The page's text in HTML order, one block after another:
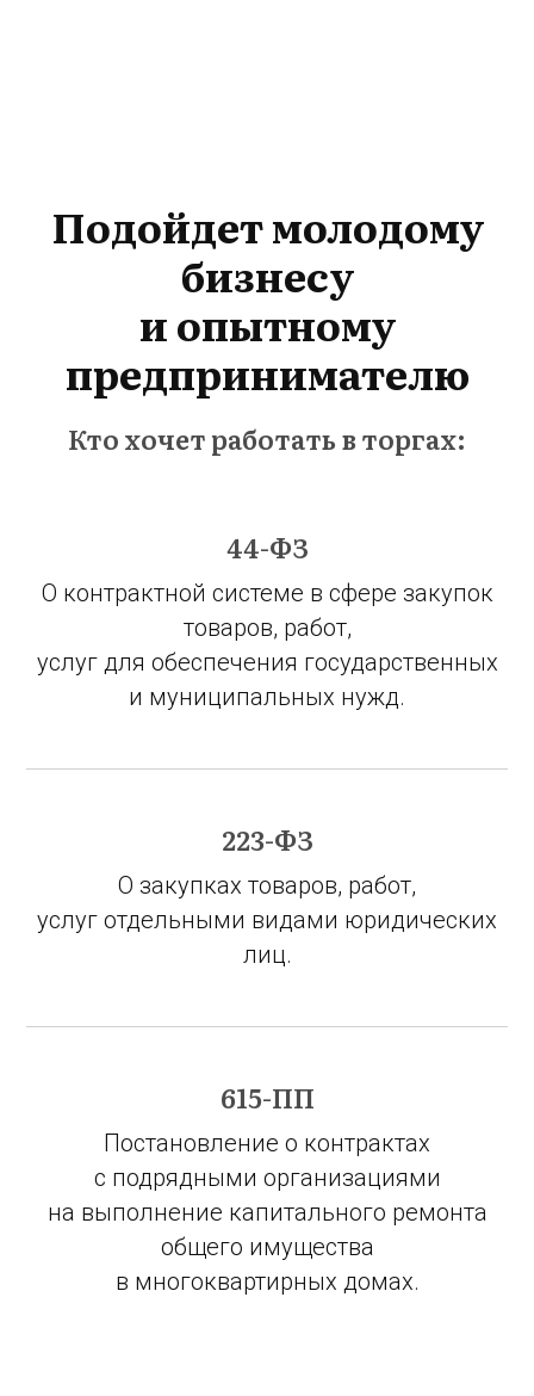
Подойдет молодому
бизнесу
и опытному
предпринимателю
Кто хочет работать в торгах:
44-ФЗ
О контрактной системе в сфере закупок
товаров, работ,
услуг для обеспечения государственных
и муниципальных нужд.
223-ФЗ
О закупках товаров, работ,
услуг отдельными видами юридических
лиц.
615-ПП
Постановление о контрактах
с подрядными организациями
на выполнение капитального ремонта
общего имущества
в многоквартирных домах.